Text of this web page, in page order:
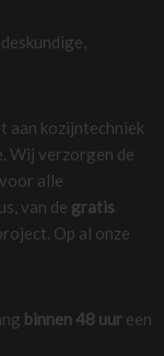
aan kozijntechniek
Wij verzorgen de
alle
van de gratis
Op al onze
binnen 48 uureen